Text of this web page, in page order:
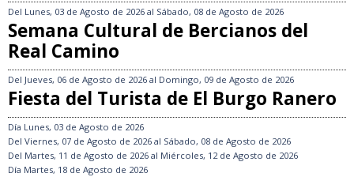
Del Lunes, 03 de Agosto de 2026 al Sábado, 08 de Agosto de 2026
Semana Cultural de Bercianos del
Real Camino
Del Jueves, 06 de Agosto de 2026 al Domingo, 09 de Agosto de 2026
Fiesta del Turista de El Burgo Ranero
Día Lunes, 03 de Agosto de 2026
Del Viernes, 07 de Agosto de 2026 al Sábado, 08 de Agosto de 2026
Del Martes, 11 de Agosto de 2026 al Miércoles, 12 de Agosto de 2026
Día Martes, 18 de Agosto de 2026